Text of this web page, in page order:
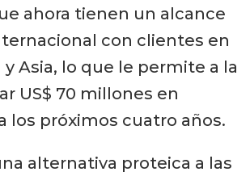
ahora tienen un alcance
con clientes en
Asia, lo que le permite a la
US$ 70 millones en
los próximos cuatro años.
alternativa proteica a las